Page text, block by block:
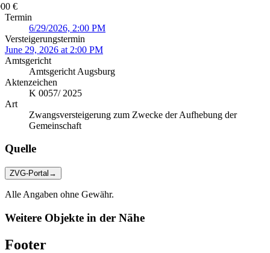
€
Termin
6/29/2026, 2:00 PM
Versteigerungstermin
June 29, 2026 at 2:00 PM
Amtsgericht
Amtsgericht Augsburg
Aktenzeichen
K 0057/ 2025
Art
Zwangsversteigerung zum Zwecke der Aufhebung der
Gemeinschaft
Quelle
ZVG-Portal →
Alle Angaben ohne Gewähr.
Weitere Objekte in der Nähe
Footer